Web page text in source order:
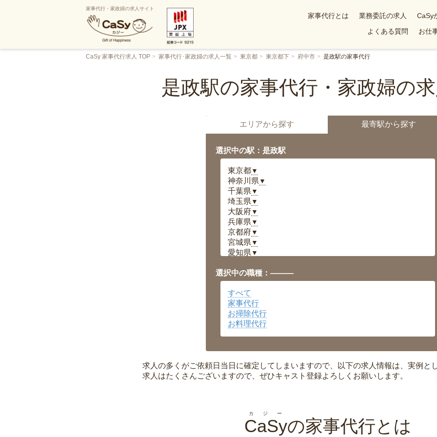
家事代行・家政婦の求人サイト
家事代行とは 業務委託の求人 CaSy
よくある質問
お仕
CaSy 家事代行求人 TOP 家事代行･家政婦の求人一覧 東京都 東京都下 府中市 是政駅の家事代行
是政駅の家事代行・家政婦の
エリアから探す 最寄駅から探す
選択中の駅：是政駅
東京都▼
神奈川県 ▼
千葉県 ▼
埼玉県 ▼
大阪府▼
兵庫県 ▼
京都府▼
宮城県 ▼
愛知県 ▼
岡山県▼
広島県▼
沖縄県
選択中の職種：———
すべて
家事代行
お掃除代行
お料理代行
求人の多くがご依頼日当日に確定してしまいますので、以下の求人情報は、実例と
求人はたくさんございますので、ぜひキャスト登録よろしくお願いします。
CaSy
カジー
の家事代行とは